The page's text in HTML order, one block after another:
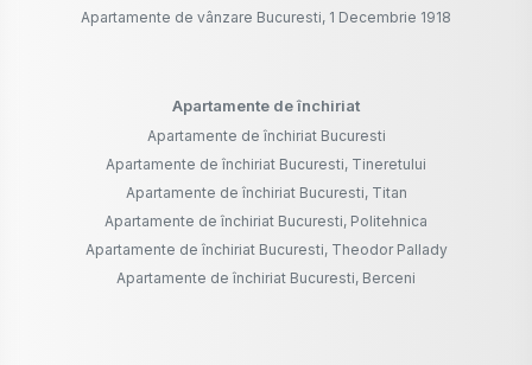
Apartamente de vânzare Bucuresti, 1 Decembrie 1918
Apartamente de închiriat
Apartamente de închiriat Bucuresti
Apartamente de închiriat Bucuresti, Tineretului
Apartamente de închiriat Bucuresti, Titan
Apartamente de închiriat Bucuresti, Politehnica
Apartamente de închiriat Bucuresti, Theodor Pallady
Apartamente de închiriat Bucuresti, Berceni